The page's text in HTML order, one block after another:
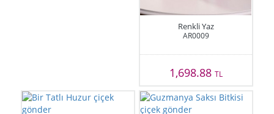
Renkli Yaz
AR0009
1,698.88 TL